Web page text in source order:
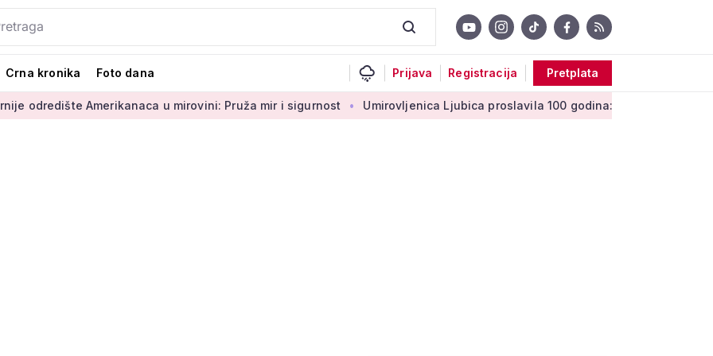
Crna kronika Foto dana Prijava Registracija Pretplata
u mirovini: Pruža mir i sigurnost Umirovljenica Ljubica proslavila 100 godina: 'Stoljeće uspomena, ljubavi i